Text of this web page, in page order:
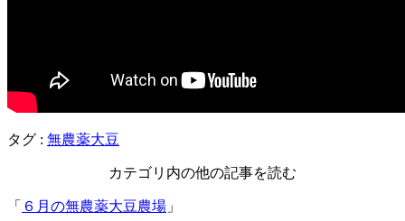
タグ : 無農薬大豆
カテゴリ内の他の記事を読む
「 ６月の無農薬大豆農場 」